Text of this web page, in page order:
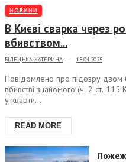
НОВИНИ
В Києві сварка через
вбивством...
БІЛЕЦЬКА КАТЕРИНА — 18.04.2025
Повідомлено про підозру двом
вбивстві знайомого (ч. 2 ст. 115
у кварти...
READ MORE